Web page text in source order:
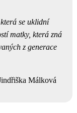
se uklidní
matky, která zná
z generace
Málková